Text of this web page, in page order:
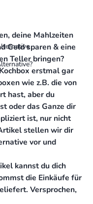
deine Mahlzeiten
Geld sparen & eine
Teller bringen?
erstmal gar
wie z.B. die von
hast, aber du
oder das Ganze dir
ist, nur nicht
stellen wir dir
vor und
kannst du dich
die Einkäufe für
Versprochen,